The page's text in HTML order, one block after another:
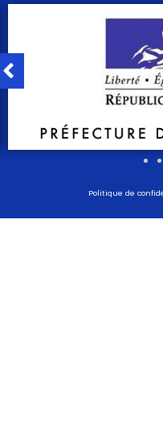
Politique de